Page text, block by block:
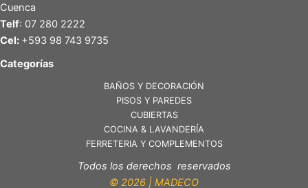
Cuenca
Telf: 07 280 2222
Cel: +593 98 743 9735
Categorías
BAÑOS Y DECORACIÓN
PISOS Y PAREDES
CUBIERTAS
COCINA & LAVANDERÍA
FERRETERIA Y COMPLEMENTOS
Todos los derechos reservados
© 2026 | MADECO